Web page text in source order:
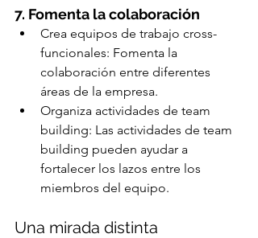
7. Fomenta la colaboración
Crea equipos de trabajo cross-
funcionales: Fomenta la
colaboración entre diferentes
áreas de la empresa.
Organiza actividades de team
building: Las actividades de team
building pueden ayudar a
fortalecer los lazos entre los
miembros del equipo.
Una mirada distinta